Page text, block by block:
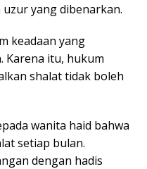
yang dibenarkan.
keadaan yang
Karena itu, hukum
shalat tidak boleh
wanita haid bahwa
setiap bulan.
dengan hadis